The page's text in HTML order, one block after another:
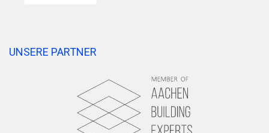
UNSERE PARTNER